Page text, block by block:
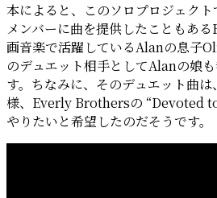
本によると、このソロプロジェク
メンバーに曲を提供したこともあ
画音楽で活躍しているAlanの息子
のデュエット相手としてAlanの娘
す。ちなみに、そのデュエット曲
様、Everly Brothersの “Devoted to
やりたいと希望したのだそうです。